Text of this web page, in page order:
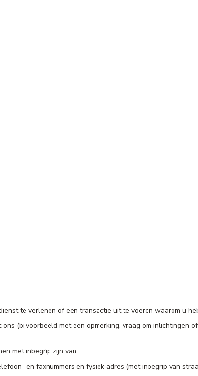
te verlenen of een transactie uit te voeren waarom u
(bijvoorbeeld met een opmerking, vraag om inlichtingen
met inbegrip zijn van:
en faxnummers en fysiek adres (met inbegrip van